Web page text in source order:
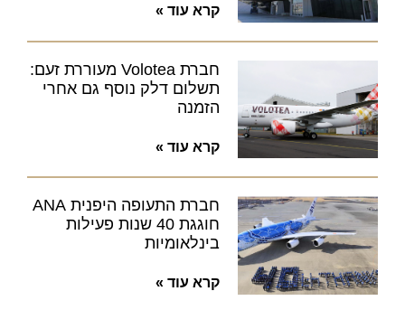
קרא עוד »
חברת Volotea מעוררת זעם:
תשלום דלק נוסף גם אחרי
הזמנה
קרא עוד »
חברת התעופה היפנית ANA
חוגגת 40 שנות פעילות
בינלאומיות
קרא עוד »